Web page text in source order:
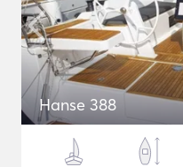
Hanse 388